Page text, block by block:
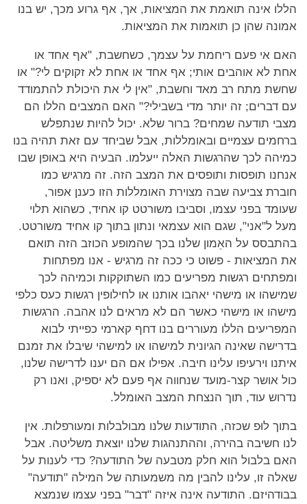
הללו אינה תואמת את המציאות, אך, אף גרוע מכך, יש בנו
אמונה שהן כן תואמות את המציאות.
האם אי פעם ריחמת על עצמך, כשחשבת, "אף אחד או
אחת לא אוהבים אותי; אף אחד או אחת לא זקוקים לי?" או
שחשת מתח רב מאד וחשבת, "אין לי את היכולת להתמודד
עם דברים; זה יותר מדי בשבילי?" האם המצבים הללו הם
מצבי תודעה שמחים? ברור שלא. יכול להיות שנתפלש
ברחמים עצמיים ובאומללות, אבל שביחד עם זאת תהיה בנו
כמיהה לכך שהרגשות האלה ייעלמו. הבעיה היא באופן שבו
אנחנו תופסות ותופסים את המצב הזה. זה מרגיש כמו
חוברת צביעה שבה מצוירת האומללות הזו כענן אפור,
שעומד בפני עצמו, וסביבו משורטט קו אחיד, כשהוא תלוי
מעל ל"אני", שגם הוא עצמאי ונתון בתוך קו אחיד משורטט.
בהתבסס על האֵמון שלנו בכך שהמופע הכוזב הזה תואם
את המציאות - פשוט כי ככה זה מרגיש - אנו מפתחות
ומפתחים רגשות מפריעים כמו השתוקקות וכמיהה לכך
שמישהו או מישהי יאהבו אותנו או לחילופין רגשות כעס כלפי
מישהו או מישהי כאשר הם לא מראים לנו אהבה. הרגשות
המפריעים הללו מעוררים בנו דחף קארמי כפייתי לבוא
בדרישה שאינה הגיונית למישהו או למישהי שיבלו את זמנם
איתנו וירעיפו עלינו חיבה. אפילו אם הם יענו לדרישה שלנו,
כול אושר קצר-מועד שנחווה אף פעם לא יספיק, ואנו רק
נדרוש עוד, תוך הנצחת המצב האומלל.
בתוך לוּפ שכזה, התודעות שלנו מבולבלות ומעורפלות. אין
לנו חשיבה בהירה, וההתנהגות שלנו יוצאת משליטה. אבל
האם בלבול הוא חלק מטבעה של התודעה? כדי לענות על
שאלה זו, עלינו להבין מה משמעותה של המילה "תודעה"
בבודהיזם. התודעה אינה איזה "דבר" בפני עצמו שנמצא